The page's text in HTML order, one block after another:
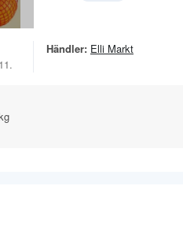
Händler: Elli Markt